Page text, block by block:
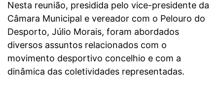
Nesta reunião, presidida pelo vice-presidente da
Câmara Municipal e vereador com o Pelouro do
Desporto, Júlio Morais, foram abordados
diversos assuntos relacionados com o
movimento desportivo concelhio e com a
dinâmica das coletividades representadas.